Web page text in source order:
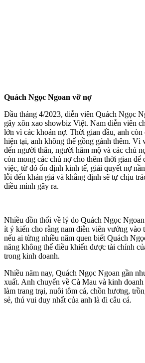
Quách Ngọc Ngoan vỡ nợ
Đầu tháng 4/2023, diễn viên Quách Ngọc
gây xôn xao showbiz Việt. Nam diễn viên
lớn vì các khoản nợ. Thời gian đầu, anh
hiện tại, anh không thể gồng gánh thêm. Vì
đến người thân, người hâm mộ và các chủ
còn mong các chủ nợ cho thêm thời gian để
việc, từ đó ổn định kinh tế, giải quyết nợ
lỗi đến khán giả và khẳng định sẽ tự chịu
điều mình gây ra.
Nhiều đồn thổi về lý do Quách Ngọc
ít ý kiến cho rằng nam diễn viên vướng vào
nếu ai từng nhiều năm quen biết Quách
năng không thể điều khiển được tài chính
trong kinh doanh.
Nhiều năm nay, Quách Ngọc Ngoan gần
xuất. Anh chuyển về Cà Mau và kinh
làm trang trại, nuôi tôm cá, chồn hương,
sẻ, thú vui duy nhất của anh là đi câu cá.